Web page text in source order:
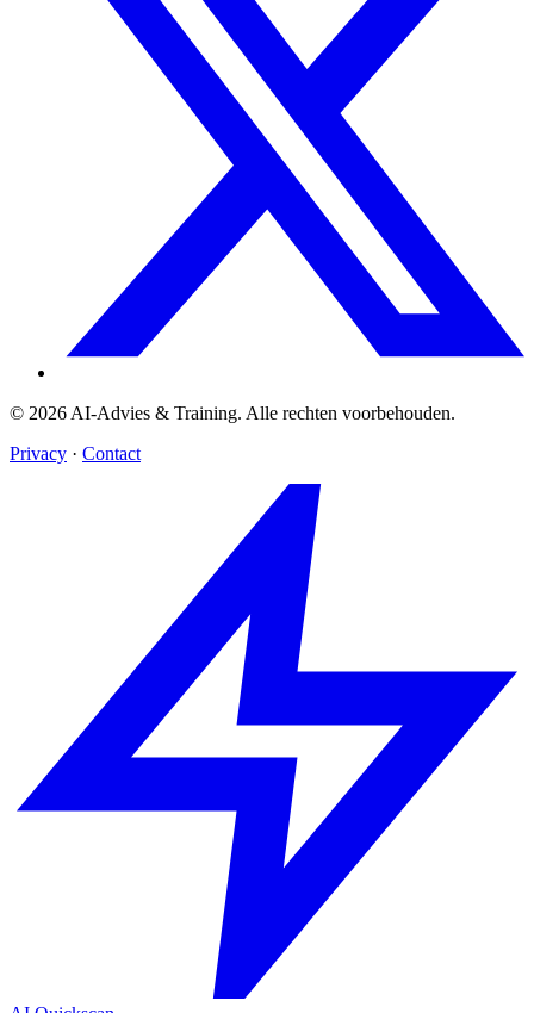
© 2026 AI-Advies & Training. Alle rechten voorbehouden.
Privacy · Contact